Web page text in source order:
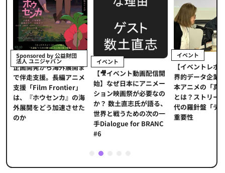
Sponsored by 公益財団
法人 ユニジャパン
企画開発から海外展開ま
で伴走支援。長編アニメ
支援「Film Frontier」
は、『ホウセンカ』の海
外展開をどう加速させた
のか
イベント
【🎥イベント動画配信開
始】なぜ日本にアニメー
ション映画祭が必要なの
か？ 数土直志氏が語る、
世界と戦うための次の一
手Dialogue for BRANC
#6
イベント
【イベントレポ
界的データ企業
本アニメの「真
とは？ストリー
代の羅針盤「デ
重要性
2